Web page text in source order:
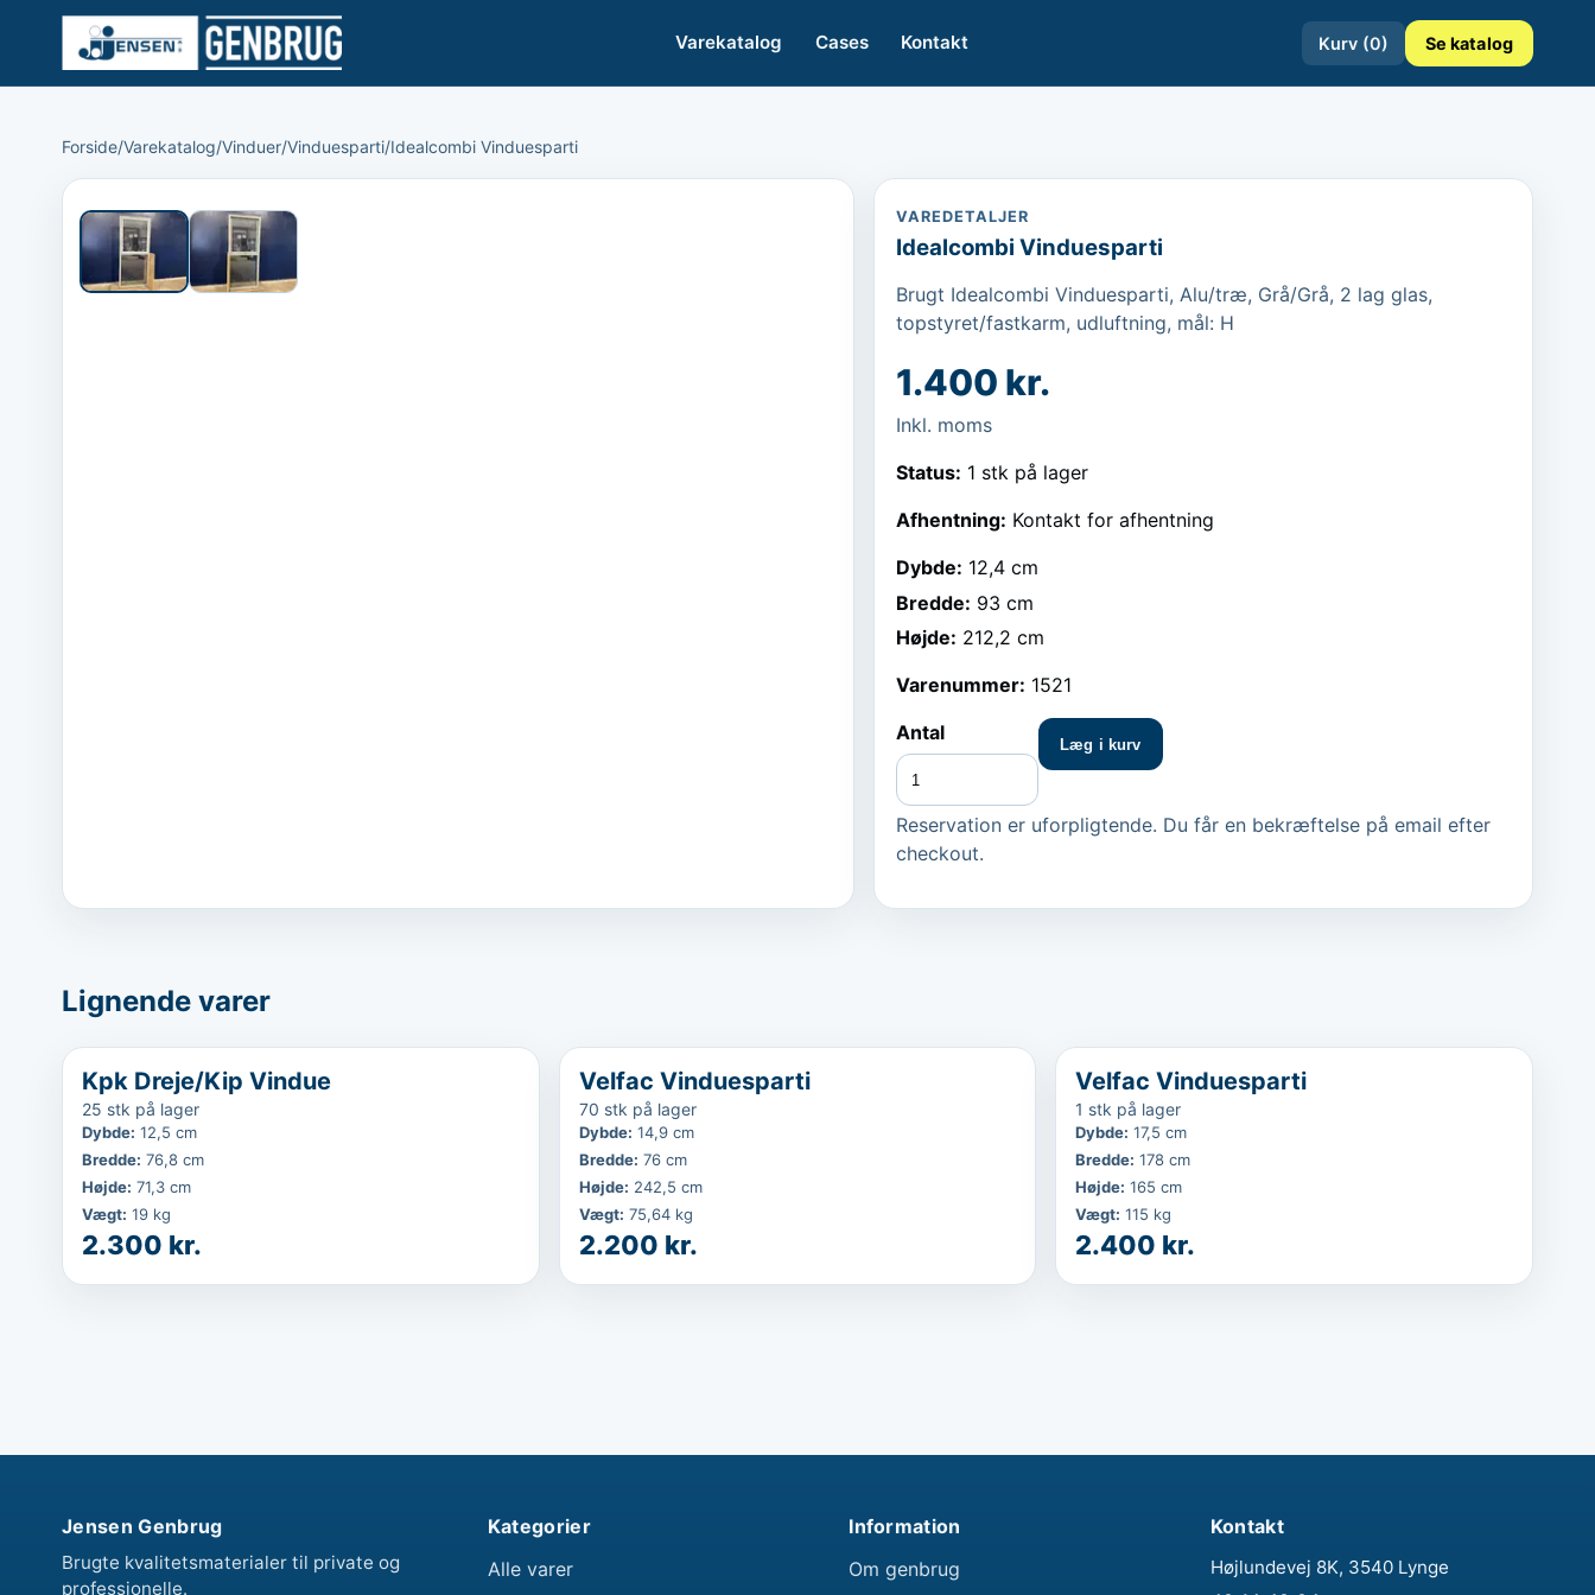
Varekatalog Cases Kontakt Kurv (0) Se katalog
Forside/Varekatalog/Vinduer/Vinduesparti/Idealcombi Vinduesparti
VAREDETALJER
Idealcombi Vinduesparti
Brugt Idealcombi Vinduesparti, Alu/træ, Grå/Grå, 2 lag glas,
topstyret/fastkarm, udluftning, mål: H
1.400 kr.
Inkl. moms
Status: 1 stk på lager
Afhentning: Kontakt for afhentning
Dybde: 12,4 cm
Bredde: 93 cm
Højde: 212,2 cm
Varenummer: 1521
Antal
Læg i kurv
Reservation er uforpligtende. Du får en bekræftelse på email efter
checkout.
Lignende varer
Favorit
Kpk Dreje/Kip Vindue
25 stk på lager
Dybde: 12,5 cm
Bredde: 76,8 cm
Højde: 71,3 cm
Vægt: 19 kg
2.300 kr.
Velfac Vinduesparti
70 stk på lager
Dybde: 14,9 cm
Bredde: 76 cm
Højde: 242,5 cm
Vægt: 75,64 kg
2.200 kr.
Velfac Vinduesparti
1 stk på lager
Dybde: 17,5 cm
Bredde: 178 cm
Højde: 165 cm
Vægt: 115 kg
2.400 kr.
Jensen Genbrug
Brugte kvalitetsmaterialer til private og
professionelle.
Kategorier
Alle varer
Information
Om genbrug
Kontakt
Højlundevej 8K, 3540 Lynge